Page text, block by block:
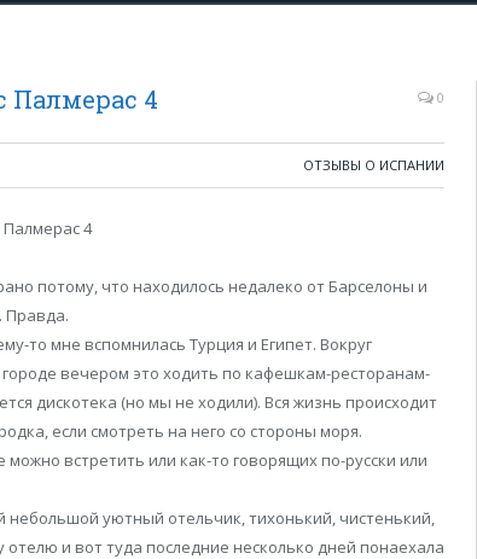
Палмерас 4 0
ОТЗЫВЫ О ИСПАНИИ
4
потому, что находилось недалеко от Барселоны и
Правда.
то мне вспомнилась Турция и Египет. Вокруг
вечером это ходить по кафешкам-ресторанам-
дискотека (но мы не ходили). Вся жизнь происходит
если смотреть на него со стороны моря.
встретить или как-то говорящих по-русски или
небольшой уютный отельчик, тихонький, чистенький,
и вот туда последние несколько дней понаехала